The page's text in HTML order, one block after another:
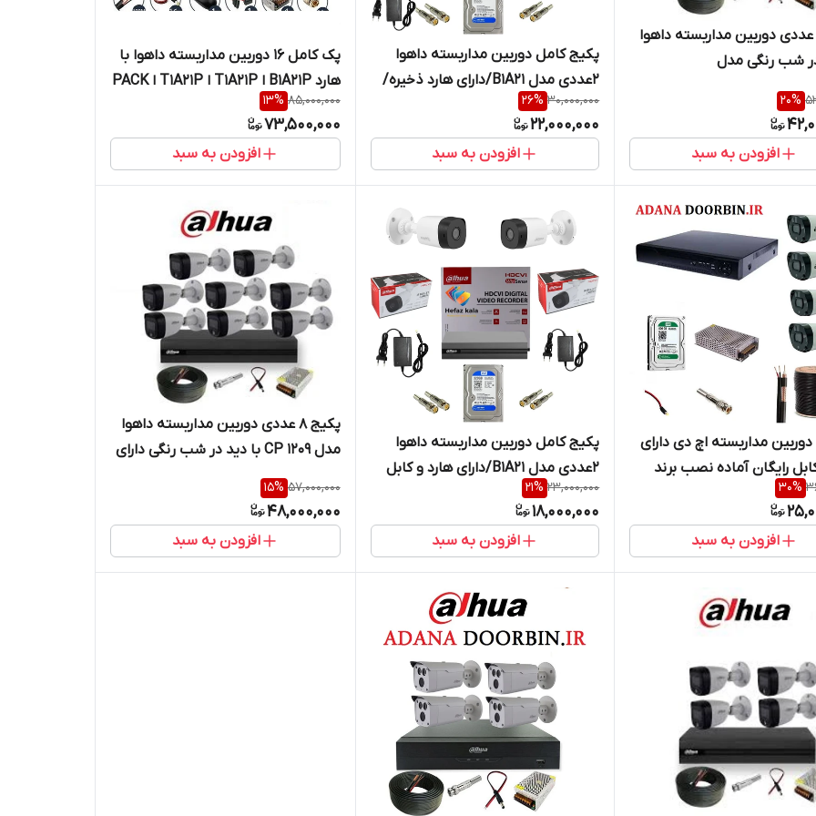
پکیج 8 عددی دوربین مداربسته داهوا
شب رنگی مدل
رایگان
20%
افزودن به سبد
پکیج کامل دوربین مداربسته داهوا
2عددی مدل B1A21/دارای هارد ذخیره/
لامپی
30,000,000
26%
22,000,000
افزودن به سبد
پک کامل 16 دوربین مداربسته داهوا با
هارد B1A21P ا T1A21P ا T1A21P ا PACK
۸۰متر کابل
85,000,000
13%
73,500,000
افزودن به سبد
پکیج ۴ دوربین مداربسته اچ دی دارای
رایگان آماده نصب برند
30%
افزودن به سبد
پکیج کامل دوربین مداربسته داهوا
2عددی مدل B1A21/دارای هارد و کابل
رایگان
23,000,000
21%
18,000,000
افزودن به سبد
پکیج 8 عددی دوربین مداربسته داهوا
مدل 1209 CP با دید در شب رنگی دارای
57,000,000
15%
48,000,000
افزودن به سبد